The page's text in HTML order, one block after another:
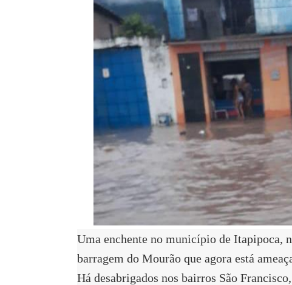
Uma enchente no município de Itapipoca,
barragem do Mourão que agora está
Há desabrigados nos bairros São